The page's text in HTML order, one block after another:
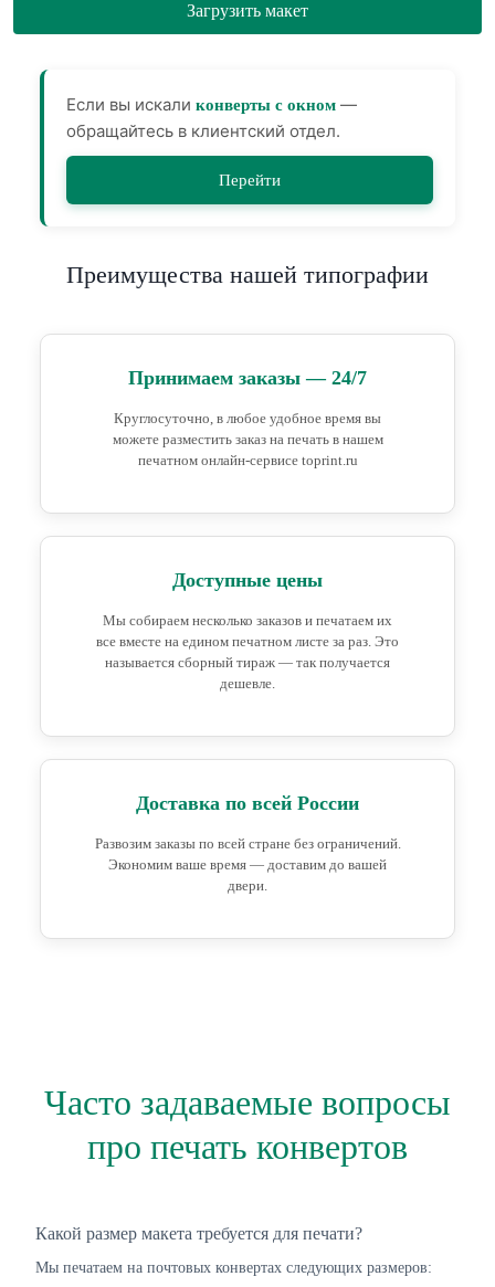
Загрузить макет
Если вы искали конверты с окном —
обращайтесь в клиентский отдел.
Перейти
Преимущества нашей типографии
Принимаем заказы — 24/7
Круглосуточно, в любое удобное время вы
можете разместить заказ на печать в нашем
печатном онлайн-сервисе toprint.ru
Доступные цены
Мы собираем несколько заказов и печатаем их
все вместе на едином печатном листе за раз. Это
называется сборный тираж — так получается
дешевле.
Доставка по всей России
Развозим заказы по всей стране без ограничений.
Экономим ваше время — доставим до вашей
двери.
Часто задаваемые вопросы
про печать конвертов
Какой размер макета требуется для печати?
Мы печатаем на почтовых конвертах следующих размеров: